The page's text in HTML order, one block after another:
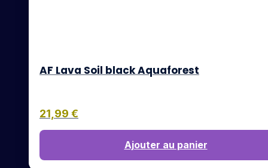
AF Lava Soil black Aquaforest
21,99 €
Ajouter au panier